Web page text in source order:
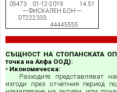
05473 01-12-2019 14:51
--- ФИСКАЛЕН БОН ---
DT222333
44445555
СЪЩНОСТ НА СТОПАНСКАТА
точка на Алфа ООД):
• Икономическа:
Разходите представляват
изгоди през отчетния период